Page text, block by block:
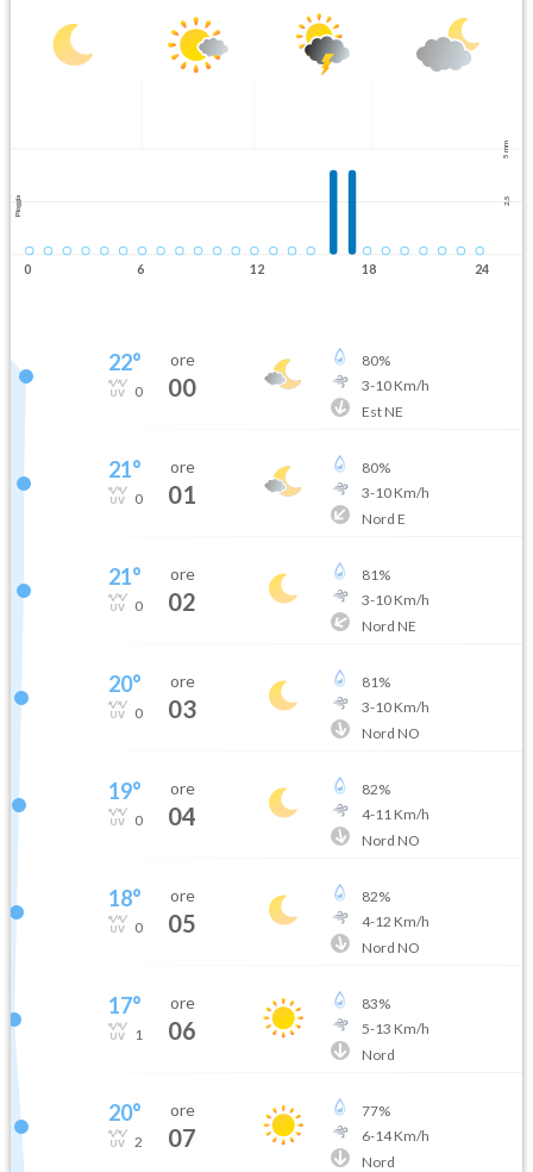
5 mm
2.5
Pioggia
0 6 12 18 24
22°
0
ore
00
80%
3-10Km/h
Est NE
21°
0
ore
01
80%
3-10Km/h
Nord E
21°
0
ore
02
81%
3-10Km/h
Nord NE
20°
0
ore
03
81%
3-10Km/h
Nord NO
19°
0
ore
04
82%
4-11Km/h
Nord NO
18°
0
ore
05
82%
4-12 Km/h
Nord NO
17°
1
ore
06
83%
5-13 Km/h
Nord
20°
2
ore
07
77%
6-14Km/h
Nord